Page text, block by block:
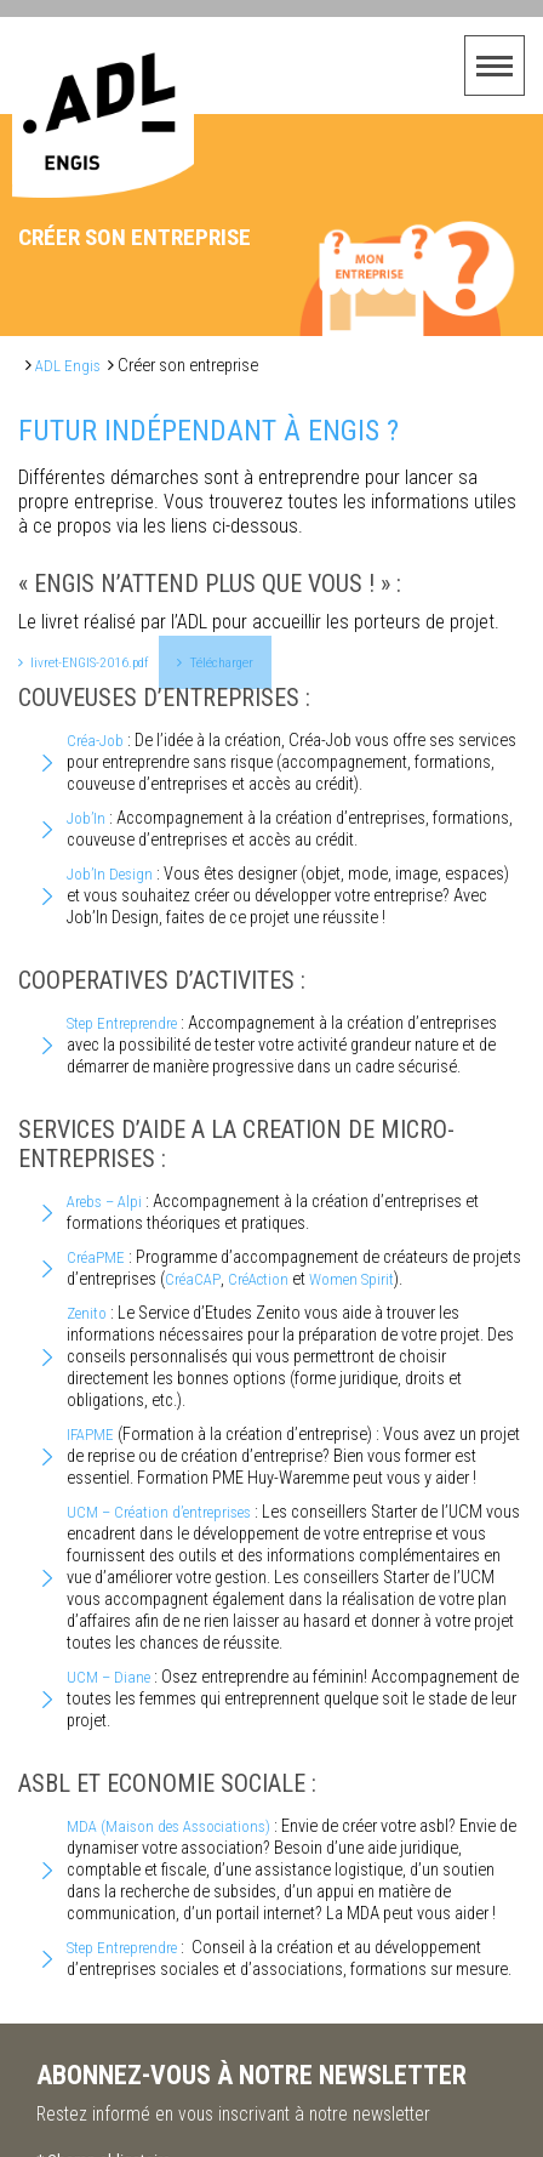
CRÉER SON ENTREPRISE
ADL Engis Créer son entreprise
FUTUR INDÉPENDANT À ENGIS ?
Différentes démarches sont à entreprendre pour lancer sa
propre entreprise. Vous trouverez toutes les informations utiles
à ce propos via les liens ci-dessous.
« ENGIS N’ATTEND PLUS QUE VOUS ! » :
Le livret réalisé par l’ADL pour accueillir les porteurs de projet.
livret-ENGIS-2016.pdf Télécharger
COUVEUSES D’ENTREPRISES :
Créa-Job : De l’idée à la création, Créa-Job vous offre ses services
pour entreprendre sans risque (accompagnement, formations,
couveuse d’entreprises et accès au crédit).
Job’In : Accompagnement à la création d’entreprises, formations,
couveuse d’entreprises et accès au crédit.
Job’In Design : Vous êtes designer (objet, mode, image, espaces)
et vous souhaitez créer ou développer votre entreprise? Avec
Job’In Design, faites de ce projet une réussite !
COOPERATIVES D’ACTIVITES :
Step Entreprendre : Accompagnement à la création d’entreprises
avec la possibilité de tester votre activité grandeur nature et de
démarrer de manière progressive dans un cadre sécurisé.
SERVICES D’AIDE A LA CREATION DE MICRO-
ENTREPRISES :
Arebs – Alpi : Accompagnement à la création d’entreprises et
formations théoriques et pratiques.
CréaPME : Programme d’accompagnement de créateurs de projets
d’entreprises (CréaCAP, CréAction et Women Spirit).
Zenito : Le Service d’Etudes Zenito vous aide à trouver les
informations nécessaires pour la préparation de votre projet. Des
conseils personnalisés qui vous permettront de choisir
directement les bonnes options (forme juridique, droits et
obligations, etc.).
IFAPME (Formation à la création d’entreprise) : Vous avez un projet
de reprise ou de création d’entreprise? Bien vous former est
essentiel. Formation PME Huy-Waremme peut vous y aider !
UCM – Création d’entreprises : Les conseillers Starter de l’UCM vous
encadrent dans le développement de votre entreprise et vous
fournissent des outils et des informations complémentaires en
vue d’améliorer votre gestion. Les conseillers Starter de l’UCM
vous accompagnent également dans la réalisation de votre plan
d’affaires afin de ne rien laisser au hasard et donner à votre projet
toutes les chances de réussite.
UCM – Diane : Osez entreprendre au féminin! Accompagnement de
toutes les femmes qui entreprennent quelque soit le stade de leur
projet.
ASBL ET ECONOMIE SOCIALE :
MDA (Maison des Associations) : Envie de créer votre asbl? Envie de
dynamiser votre association? Besoin d’une aide juridique,
comptable et fiscale, d’une assistance logistique, d’un soutien
dans la recherche de subsides, d’un appui en matière de
communication, d’un portail internet? La MDA peut vous aider !
Step Entreprendre : Conseil à la création et au développement
d’entreprises sociales et d’associations, formations sur mesure.
ABONNEZ-VOUS À NOTRE NEWSLETTER
Restez informé en vous inscrivant à notre newsletter